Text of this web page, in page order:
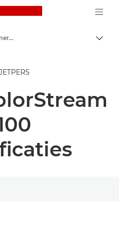
Canon Logo, back
Productieprinters en commerciële printers
breadcrumbs